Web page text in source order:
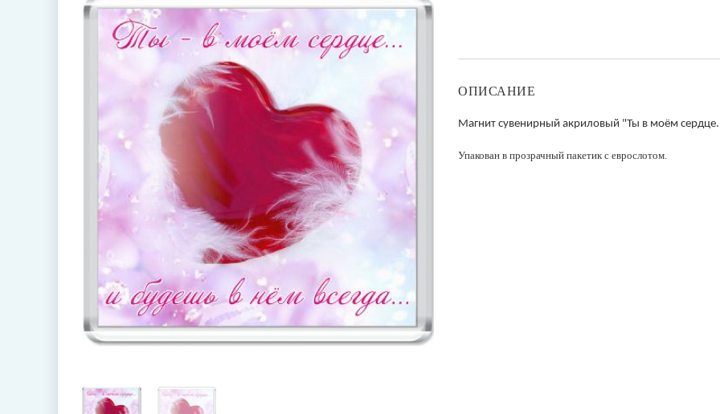
ОПИСАНИЕ
Магнит сувенирный акриловый "Ты в моём
Упакован в прозрачный пакетик с еврослотом.